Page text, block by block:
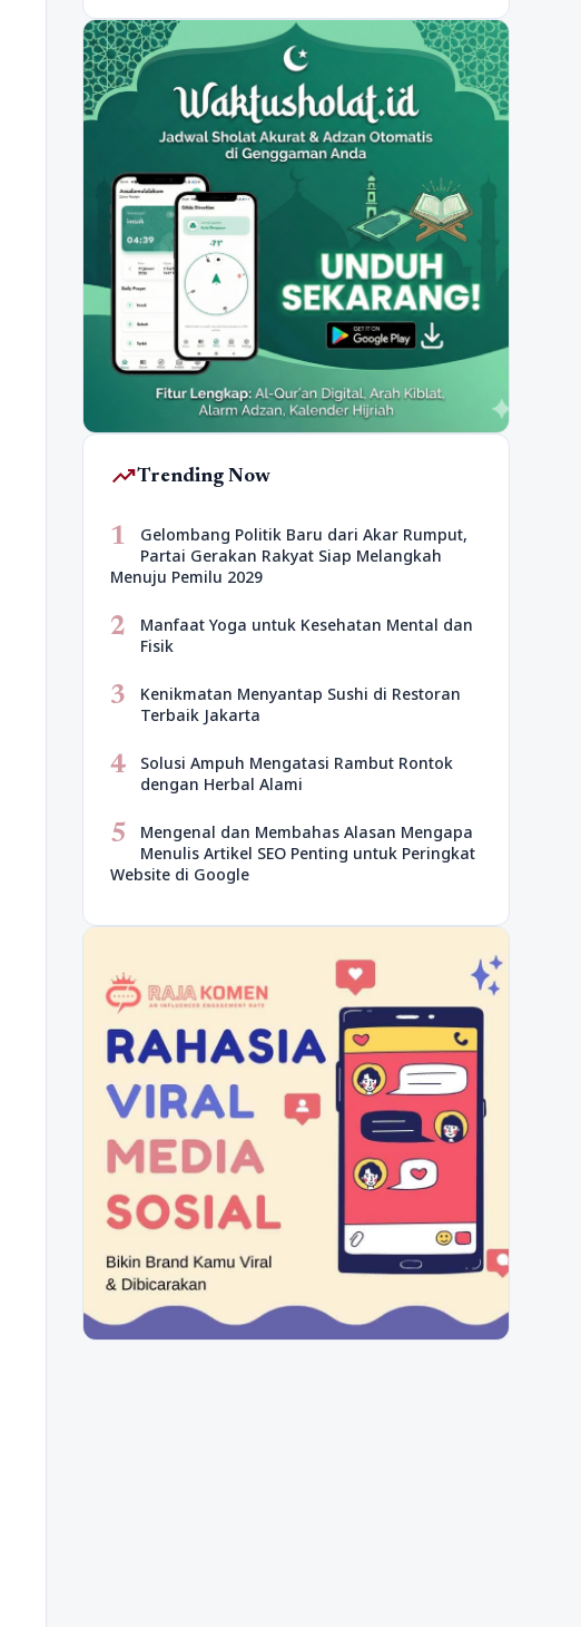
trending_upTrending Now
1
Gelombang Politik Baru dari Akar Rumput,
Partai Gerakan Rakyat Siap Melangkah
Menuju Pemilu 2029
2
Manfaat Yoga untuk Kesehatan Mental dan
Fisik
3
Kenikmatan Menyantap Sushi di Restoran
Terbaik Jakarta
4
Solusi Ampuh Mengatasi Rambut Rontok
dengan Herbal Alami
5
Mengenal dan Membahas Alasan Mengapa
Menulis Artikel SEO Penting untuk Peringkat
Website di Google